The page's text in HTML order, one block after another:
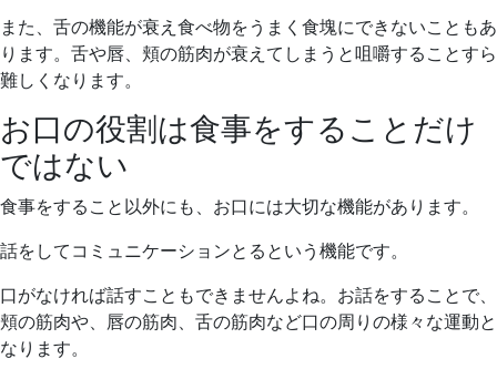
また、舌の機能が衰え食べ物をうまく食塊にできないこともあ
ります。舌や唇、頬の筋肉が衰えてしまうと咀嚼することすら
難しくなります。
お口の役割は食事をすることだけ
ではない
食事をすること以外にも、お口には大切な機能があります。
話をしてコミュニケーションとるという機能です。
口がなければ話すこともできませんよね。お話をすることで、
頬の筋肉や、唇の筋肉、舌の筋肉など口の周りの様々な運動と
なります。